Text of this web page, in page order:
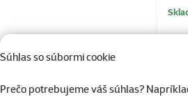
Súhlas so súbormi cookie
Prečo potrebujeme váš súhlas?